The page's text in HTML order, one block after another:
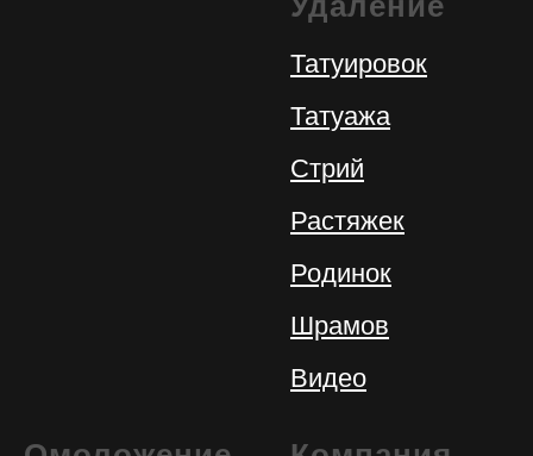
Татуировок
Татуажа
Стрий
Растяжек
Родинок
Шрамов
Видео